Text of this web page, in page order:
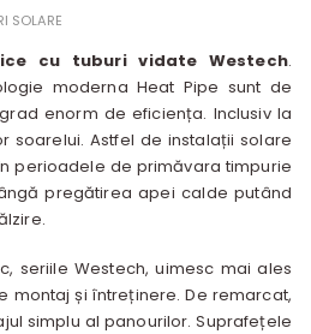
SOLARE
cu tuburi vidate Westech.
moderna Heat Pipe sunt de
enorm de eficiența. Inclusiv la
soarelui. Astfel de instalații solare
perioadele de primăvara timpurie
pregătirea apei calde putând
seriile Westech, uimesc mai ales
montaj și întreținere. De remarcat,
simplu al panourilor. Suprafețele